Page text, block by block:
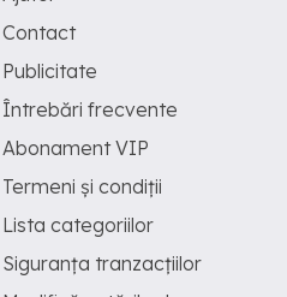
Contact
Publicitate
Întrebări frecvente
Abonament VIP
Termeni și condiții
Lista categoriilor
Siguranța tranzacțiilor